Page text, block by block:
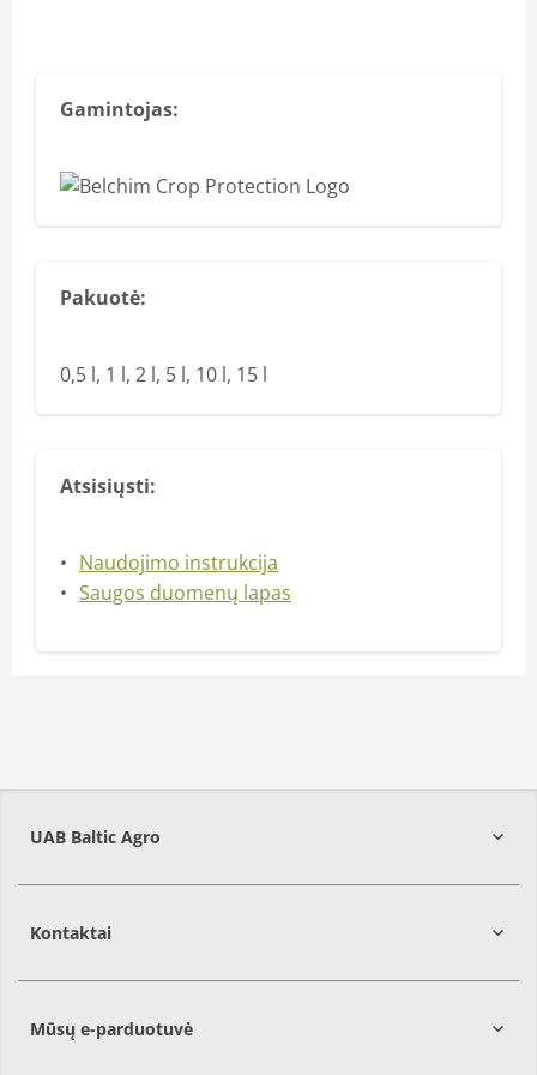
Gamintojas:
Pakuotė:
0,5 l, 1 l, 2 l, 5 l, 10 l, 15 l
Atsisiųsti:
Naudojimo instrukcija
Saugos duomenų lapas
UAB Baltic Agro
Kontaktai
Mūsų e-parduotuvė